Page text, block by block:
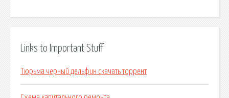
Links to Important Stuff
Тюрьма черный дельфин скачать торрент